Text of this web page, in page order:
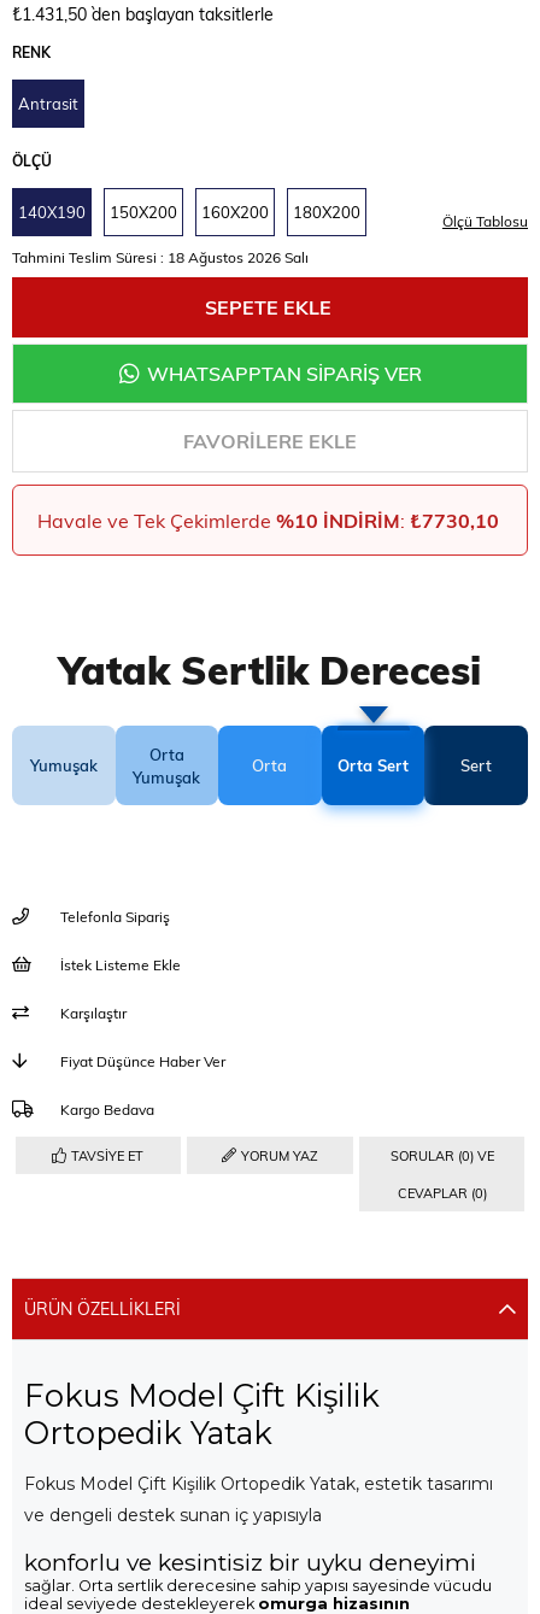
₺1.431,50 `den başlayan taksitlerle
RENK
Antrasit
ÖLÇÜ
140X190 150X200 160X200 180X200
Tahmini Teslim Süresi : 18 Ağustos 2026 Salı
WHATSAPPTAN SİPARİŞ VER
FAVORILERE EKLE
Havale ve Tek Çekimlerde %10 İNDIRIM: ₺7730,10
Yatak Sertlik Derecesi
Yumuşak
Orta
Yumuşak
Orta Orta Sert Sert
Telefonla Sipariş
İstek Listeme Ekle
Karşılaştır
Fiyat Düşünce Haber Ver
Kargo Bedava
TAVSIYE ET YORUM YAZ SORULAR (0) VE
CEVAPLAR (0)
ÜRÜN ÖZELLIKLERI
Fokus Model Çift Kişilik
Ortopedik Yatak
Fokus Model Çift Kişilik Ortopedik Yatak, estetik tasarımı
ve dengeli destek sunan iç yapısıyla
konforlu ve kesintisiz bir uyku deneyimi
sağlar. Orta sertlik derecesine sahip yapısı sayesinde vücudu
ideal seviyede destekleyerek omurga hizasının